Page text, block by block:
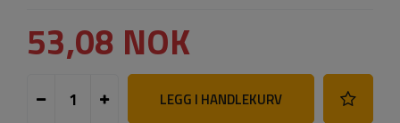
53,08 NOK
LEGG I HANDLEKURV